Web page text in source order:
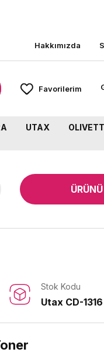
Hakkımızda
Favorilerim
UTAX
Stok Kodu
Utax CD-